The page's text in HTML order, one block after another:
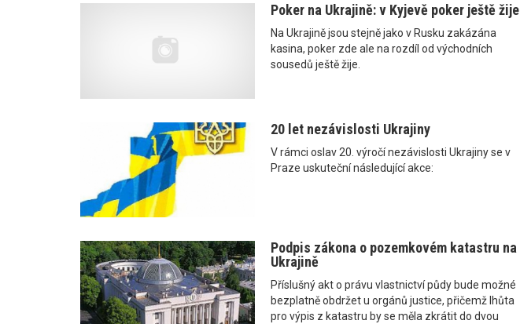
Poker na Ukrajině: v Kyjevě poker ještě žije
Na Ukrajině jsou stejně jako v Rusku zakázána
kasina, poker zde ale na rozdíl od východních
sousedů ještě žije.
20 let nezávislosti Ukrajiny
V rámci oslav 20. výročí nezávislosti Ukrajiny se v
Praze uskuteční následující akce:
Podpis zákona o pozemkovém katastru na
Ukrajině
Příslušný akt o právu vlastnictví půdy bude možné
bezplatně obdržet u orgánů justice, přičemž lhůta
pro výpis z katastru by se měla zkrátit do dvou